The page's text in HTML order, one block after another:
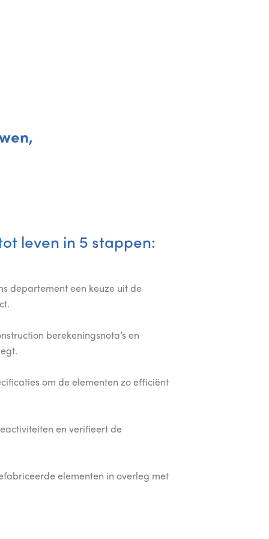
leven in 5 stappen:
departement een keuze uit de
berekeningsnota’s en
om de elementen zo efficiënt
en verifieert de
elementen in overleg met